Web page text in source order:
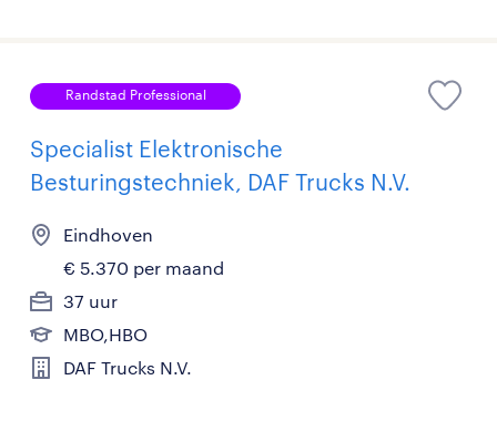
Randstad Professional
Specialist Elektronische
Besturingstechniek, DAF Trucks N.V.
Eindhoven
€ 5.370 per maand
37 uur
MBO,HBO
DAF Trucks N.V.